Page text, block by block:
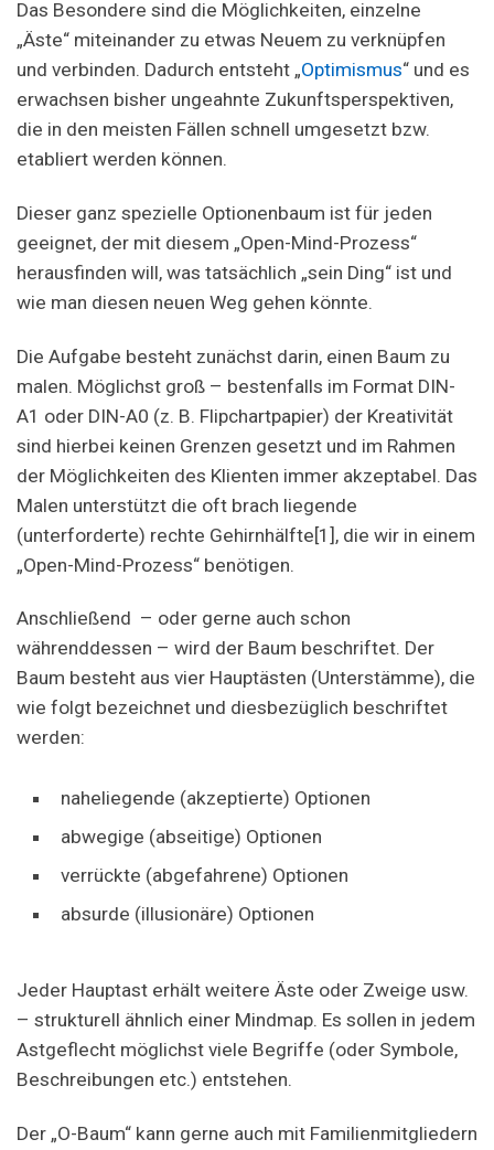
Das Besondere sind die Möglichkeiten, einzelne
„Äste“ miteinander zu etwas Neuem zu verknüpfen
und verbinden. Dadurch entsteht „Optimismus“ und es
erwachsen bisher ungeahnte Zukunftsperspektiven,
die in den meisten Fällen schnell umgesetzt bzw.
etabliert werden können.
Dieser ganz spezielle Optionenbaum ist für jeden
geeignet, der mit diesem „Open-Mind-Prozess“
herausfinden will, was tatsächlich „sein Ding“ ist und
wie man diesen neuen Weg gehen könnte.
Die Aufgabe besteht zunächst darin, einen Baum zu
malen. Möglichst groß – bestenfalls im Format DIN-
A1 oder DIN-A0 (z. B. Flipchartpapier) der Kreativität
sind hierbei keinen Grenzen gesetzt und im Rahmen
der Möglichkeiten des Klienten immer akzeptabel. Das
Malen unterstützt die oft brach liegende
(unterforderte) rechte Gehirnhälfte[1], die wir in einem
„Open-Mind-Prozess“ benötigen.
Anschließend – oder gerne auch schon
währenddessen – wird der Baum beschriftet. Der
Baum besteht aus vier Hauptästen (Unterstämme), die
wie folgt bezeichnet und diesbezüglich beschriftet
werden:
naheliegende (akzeptierte) Optionen
abwegige (abseitige) Optionen
verrückte (abgefahrene) Optionen
absurde (illusionäre) Optionen
Jeder Hauptast erhält weitere Äste oder Zweige usw.
– strukturell ähnlich einer Mindmap. Es sollen in jedem
Astgeflecht möglichst viele Begriffe (oder Symbole,
Beschreibungen etc.) entstehen.
Der „O-Baum“ kann gerne auch mit Familienmitgliedern